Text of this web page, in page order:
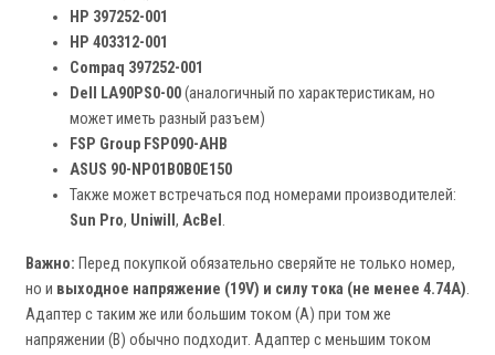
HP 397252-001
HP 403312-001
Compaq 397252-001
Dell LA90PS0-00(аналогичный по характеристикам, но
может иметь разный разъем)
FSP Group FSP090-AHB
ASUS 90-NP01B0B0E150
Также может встречаться под номерами производителей:
Sun Pro, Uniwill , AcBel .
Важно: Перед покупкой обязательно сверяйте не только номер,
но и выходное напряжение (19V) и силу тока (не менее 4.74A).
Адаптер с таким же или большим током (А) при том же
напряжении (В) обычно подходит. Адаптер с меньшим током